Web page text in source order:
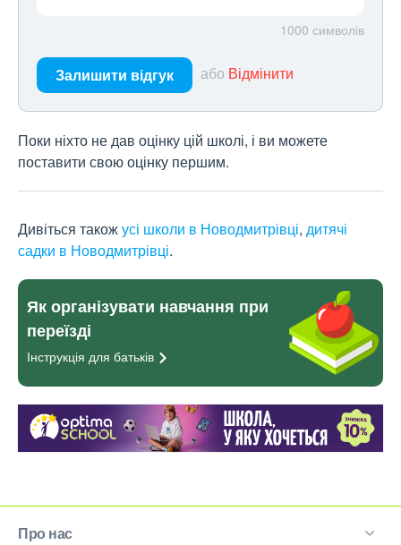
1000 символів
Залишити відгук або Відмінити
Поки ніхто не дав оцінку цій школі, і ви можете
поставити свою оцінку першим.
Дивіться такожусі школи в Новодмитрівці, дитячі
садки в Новодмитрівці.
Як організувати навчання при
переїзді
Інструкція для батьків
Про нас